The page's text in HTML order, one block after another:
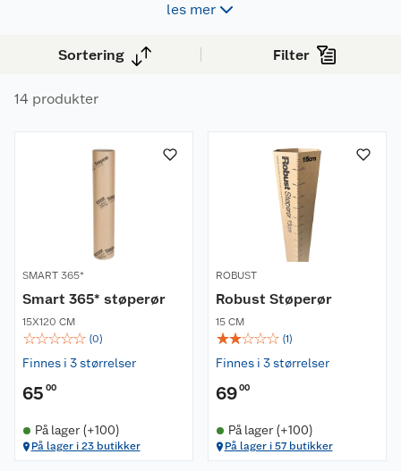
les mer
Sortering Filter
14 produkter
SMART 365*
Smart 365* støperør
15X120 CM
☆☆☆☆☆ (0)
Finnes i 3 størrelser
65 00
På lager (+100)
På lager i 23 butikker
ROBUST
Robust Støperør
15 CM
☆☆☆☆☆ (1)
Finnes i 3 størrelser
6900
På lager (+100)
På lager i 57 butikker